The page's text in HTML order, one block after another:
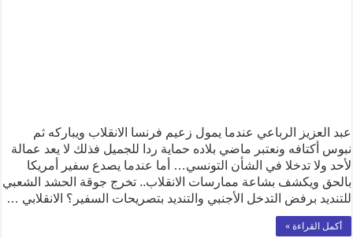
عبد العزيز الرباعي عندما يمول زعيم فرنسا الانقلاب ويباركه ثم
نبوس أكتافه ونعتبر ماضي بلاده حماية ردا للجميل فذلك لا يعد عمالة
لأحد ولا تدخلا في الشأن التونسي… أما عندما يصدع سفير أمريكا
بالحق ويكشف بشاعة ممارسات الانقلاب.. تخرج جوقة الحشد الشعبي
للتنديد برفض التدخل الأجنبي والتنديد بتصريحات السفير؟ الانقلابي …
أكمل القراءة »